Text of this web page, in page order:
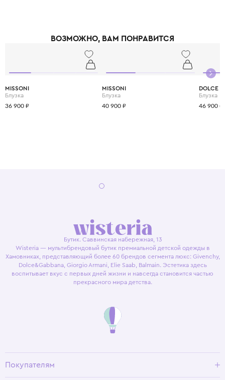
напоминают эпоху начала XX века.
ВОЗМОЖНО, ВАМ ПОНРАВИТСЯ
MISSONI
Блузка
36 900 ₽
MISSONI
Блузка
40 900 ₽
DOLCE
Блузка
46 900 ₽
Бутик. Саввинская набережная, 13
Wisteria — мультибрендовый бутик премиальной детской одежды в
Хамовниках, представляющий более 60 брендов сегмента люкс: Givenchy,
Dolce&Gabbana, Giorgio Armani, Elie Saab, Balmain. Эстетика здесь
воспитывает вкус с первых дней жизни и навсегда становится частью
прекрасного мира детства.
Покупателям